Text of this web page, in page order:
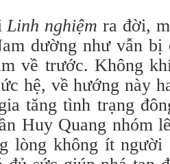
Linh nghiệm ra đời,
dường như vẫn bị
về trước. Không
hệ, về hướng này
tăng tình trạng
Huy Quang nhóm
lòng không ít người